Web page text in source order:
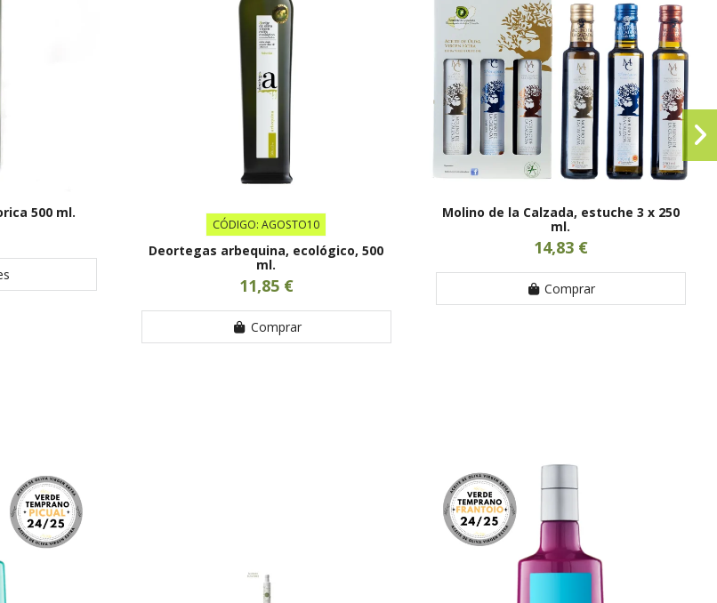
500 ml.
CÓDIGO: AGOSTO10
Deortegas arbequina, ecológico, 500
ml.
11,85 €
Comprar
Molino de la Calzada, estuche 3 x 250
ml.
14,83 €
Comprar